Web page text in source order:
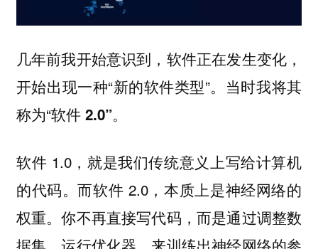
几年前我开始意识到，软件正在发生变化，
开始出现一种“新的软件类型”。当时我将其
称为“软件 2.0”。
软件 1.0，就是我们传统意义上写给计算机
的代码。而软件 2.0，本质上是神经网络的
权重。你不再直接写代码，而是通过调整数
据集、运行优化器，来训练出神经网络的参